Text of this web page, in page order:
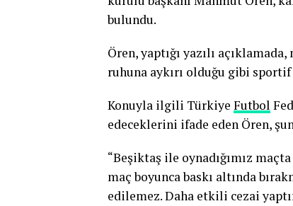
bulundu.
Ören, yaptığı yazılı
ruhuna aykırı olduğu gibi
Konuyla ilgili Türkiye Futbol
edeceklerini ifade eden Ören,
“Beşiktaş ile oynadığımız
maç boyunca baskı altında
edilemez. Daha etkili cezai